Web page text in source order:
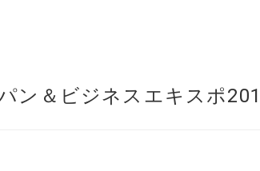
ン＆ビジネスエキスポ